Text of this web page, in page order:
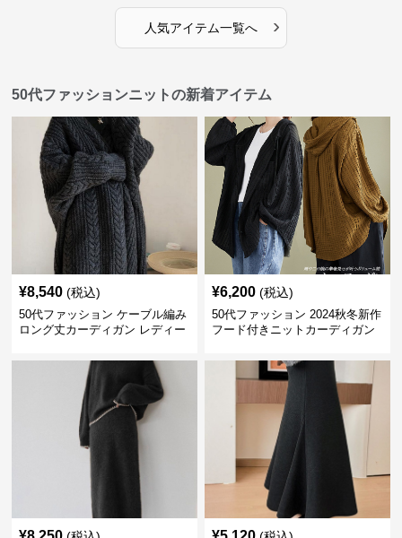
人気アイテム一覧へ ›
50代ファッションニットの新着アイテム
¥8,540 (税込)
50代ファッション ケーブル編み
ロング丈カーディガン レディー
¥6,200 (税込)
50代ファッション 2024秋冬新作
フード付きニットカーディガン